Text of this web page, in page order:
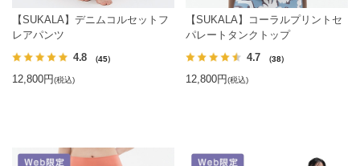
【SUKALA】デニムコルセットフ
レアパンツ
4.8 （45）
12,800円(税込)
【SUKALA】コーラルプリントセ
パレートタンクトップ
4.7 （38）
12,800円(税込)